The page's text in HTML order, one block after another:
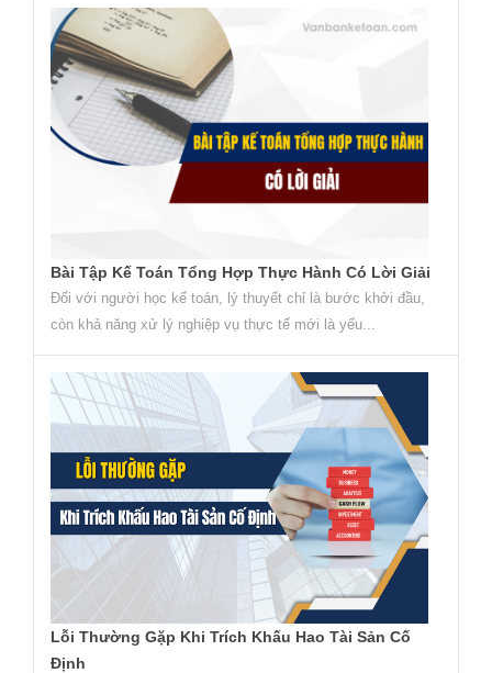
Bài Tập Kế Toán Tổng Hợp Thực Hành Có Lời Giải
Đối với người học kế toán, lý thuyết chỉ là bước khởi đầu,
còn khả năng xử lý nghiệp vụ thực tế mới là yếu...
Lỗi Thường Gặp Khi Trích Khấu Hao Tài Sản Cố
Định